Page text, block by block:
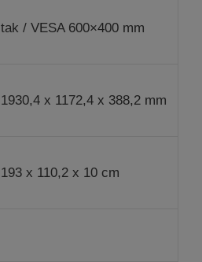
tak / VESA 600×400 mm
1930,4 x 1172,4 x 388,2 mm
193 x 110,2 x 10 cm